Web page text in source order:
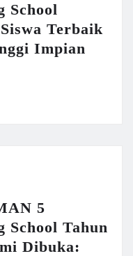
School
Terbaik
Impian
5
School Tahun
Dibuka: